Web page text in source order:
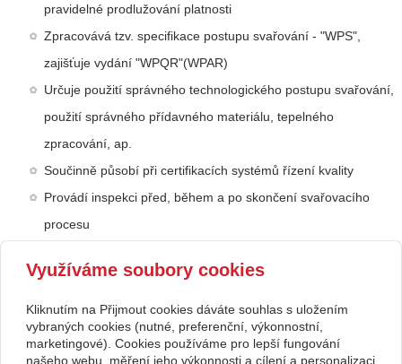
pravidelné prodlužování platnosti
Zpracovává tzv. specifikace postupu svařování - "WPS",
zajišťuje vydání "WPQR"(WPAR)
Určuje použití správného technologického postupu svařování,
použití správného přídavného materiálu, tepelného
zpracování, ap.
Součinně působí při certifikacích systémů řízení kvality
Provádí inspekci před, během a po skončení svařovacího
procesu
Ing. Jakub Navrátil, IWE
+420 605 260 418
Kontakt
Jakub Navrátil 605 260 418
Využíváme soubory cookies
Kliknutím na Přijmout cookies dáváte souhlas s uložením
vybraných cookies (nutné, preferenční, výkonnostní,
marketingové). Cookies používáme pro lepší fungování
našeho webu, měření jeho výkonnosti a cílení a personalizaci